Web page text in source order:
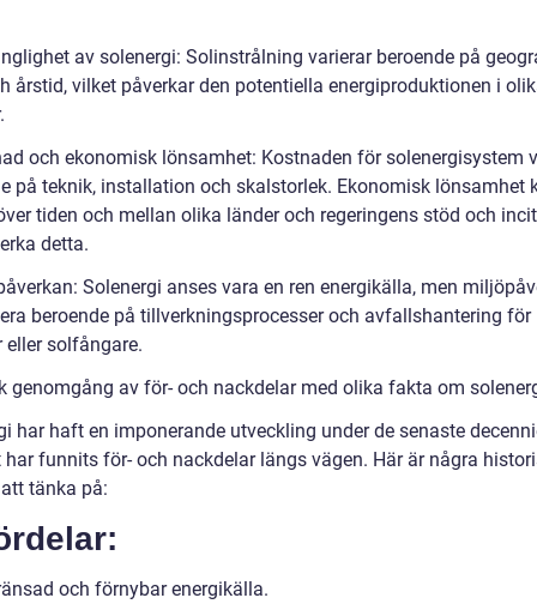
av solenergi: Solinstrålning varierar beroende på
årstid, vilket påverkar den potentiella energiproduktionen i
och ekonomisk lönsamhet: Kostnaden för solenergisystem
på teknik, installation och skalstorlek. Ekonomisk lönsamhet
tiden och mellan olika länder och regeringens stöd och
detta.
Solenergi anses vara en ren energikälla, men
beroende på tillverkningsprocesser och avfallshantering för
eller solfångare.
genomgång av för- och nackdelar med olika fakta om
har haft en imponerande utveckling under de senaste
har funnits för- och nackdelar längs vägen. Här är några
tänka på:
och förnybar energikälla.